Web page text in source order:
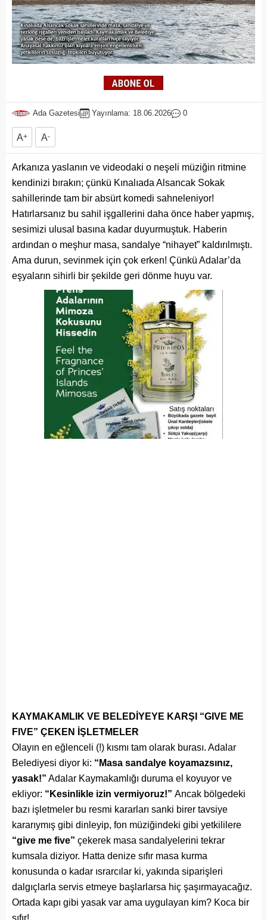
Ada Gazetesi Yayınlama: 18.06.2026 0
A+ A-
Arkanıza yaslanın ve videodaki o neşeli müziğin ritmine
kendinizi bırakın; çünkü Kınalıada Alsancak Sokak
sahillerinde tam bir absürt komedi sahneleniyor!
Hatırlarsanız bu sahil işgallerini daha önce haber yapmış,
sesimizi ulusal basına kadar duyurmuştuk. Haberin
ardından o meşhur masa, sandalye “nihayet” kaldırılmıştı.
Ama durun, sevinmek için çok erken! Çünkü Adalar’da
eşyaların sihirli bir şekilde geri dönme huyu var.
KAYMAKAMLIK VE BELEDİYEYE KARŞI “GIVE ME
FIVE” ÇEKEN İŞLETMELER
Olayın en eğlenceli (!) kısmı tam olarak burası. Adalar
Belediyesi diyor ki: “Masa sandalye koyamazsınız,
yasak!” Adalar Kaymakamlığı duruma el koyuyor ve
ekliyor: “Kesinlikle izin vermiyoruz!” Ancak bölgedeki
bazı işletmeler bu resmi kararları sanki birer tavsiye
kararıymış gibi dinleyip, fon müziğindeki gibi yetkililere
“give me five” çekerek masa sandalyelerini tekrar
kumsala diziyor. Hatta denize sıfır masa kurma
konusunda o kadar ısrarcılar ki, yakında siparişleri
dalgıçlarla servis etmeye başlarlarsa hiç şaşırmayacağız.
Ortada kapı gibi yasak var ama uygulayan kim? Koca bir